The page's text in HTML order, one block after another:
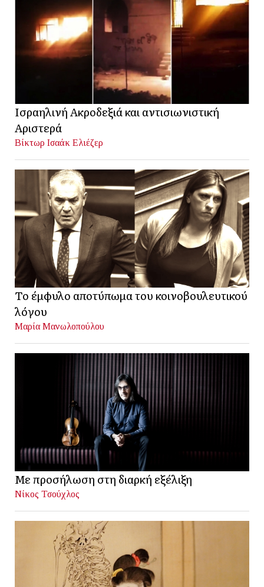
Ισραηλινή Ακροδεξιά και αντισιωνιστική
Αριστερά
Βίκτωρ Ισαάκ Ελιέζερ
Το έμφυλο αποτύπωμα του κοινοβουλευτικού
λόγου
Μαρία Μανωλοπούλου
Με προσήλωση στη διαρκή εξέλιξη
Νίκος Τσούχλος